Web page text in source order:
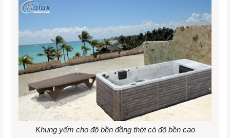
Khung yếm cho độ bền đồng thời có độ bền cao